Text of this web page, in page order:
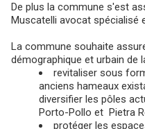
De plus la commune s'est associée par convention à Maître
Muscatelli avocat spécialisé
La commune souhaite
démographique et urbain de
revitaliser sous
anciens hameaux
diversifier les pôles
Porto-Pollo et Pietra
protéger les